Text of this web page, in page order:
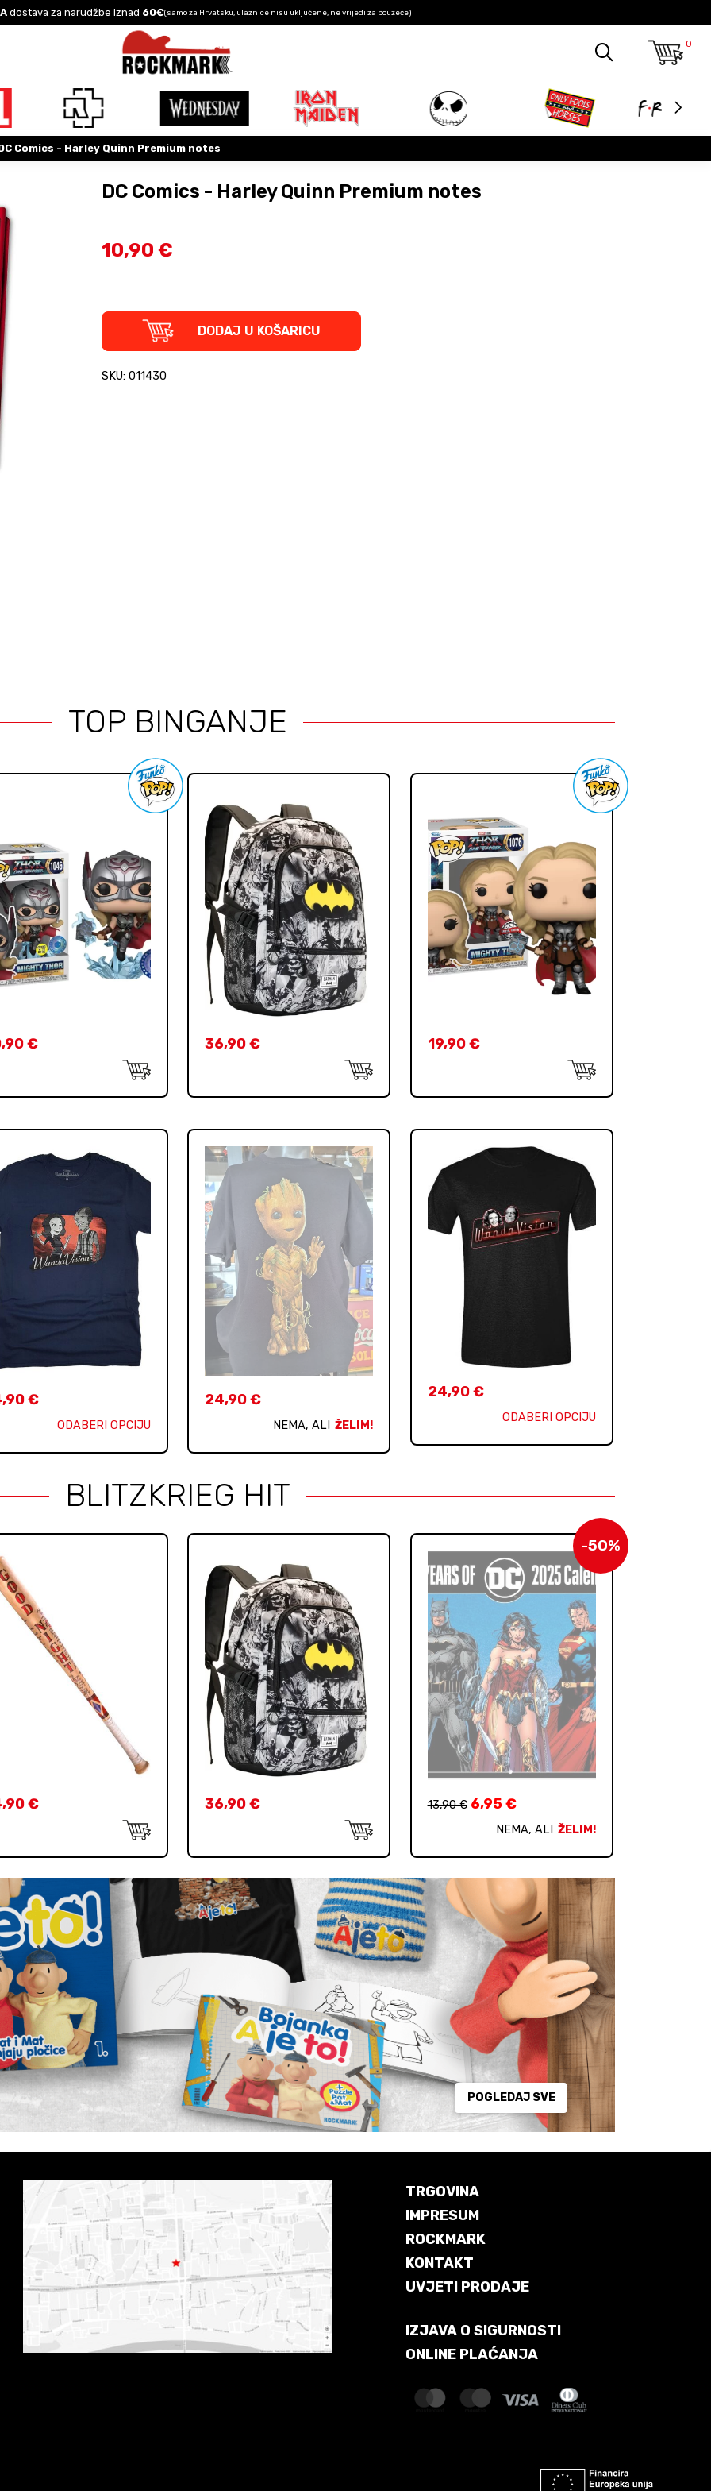
dostava za narudžbe iznad 60€(samo za Hrvatsku, ulaznice nisu uključene, ne vrijedi za pouzeće)
0
Comics - Harley Quinn Premium notes
DC Comics - Harley Quinn Premium notes
10,90 €
DC
-
Quinn
DODAJ U KOŠARICU
SKU: 011430
TOP BINGANJE
€ 36,90€ 19,90€
€
ODABERI OPCIJU
24,90€
NEMA, ALI ŽELIM!
24,90€
ODABERI OPCIJU
BLITZKRIEG HIT
€ 36,90€
-50%
13,90€ 6,95€
NEMA, ALI ŽELIM!
POGLEDAJ SVE
TRGOVINA
IMPRESUM
ROCKMARK
KONTAKT
UVJETI PRODAJE
IZJAVA O SIGURNOSTI
ONLINE PLAĆANJA